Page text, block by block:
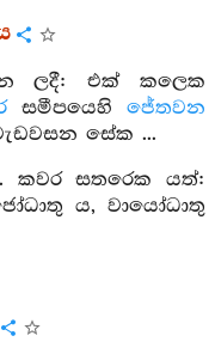
ලදී: එක් කලෙක
සමීපයෙහි ජේතවන
සේක ...
කවර සතරෙක යත්:
ය, වායෝධාතු